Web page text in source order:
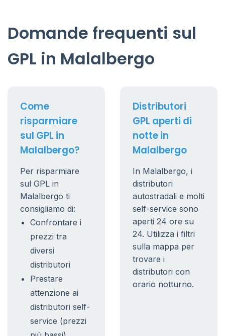
Domande frequenti sul
GPL in Malalbergo
Come
risparmiare
sul GPL in
Malalbergo?
Per risparmiare
sul GPL in
Malalbergo ti
consigliamo di:
Confrontare i
prezzi tra
diversi
distributori
Prestare
attenzione ai
distributori self-
service (prezzi
Distributori
GPL aperti di
notte in
Malalbergo
In Malalbergo, i
distributori
autostradali e molti
self-service sono
aperti 24 ore su
24. Utilizza i filtri
sulla mappa per
trovare i
distributori con
orario notturno.